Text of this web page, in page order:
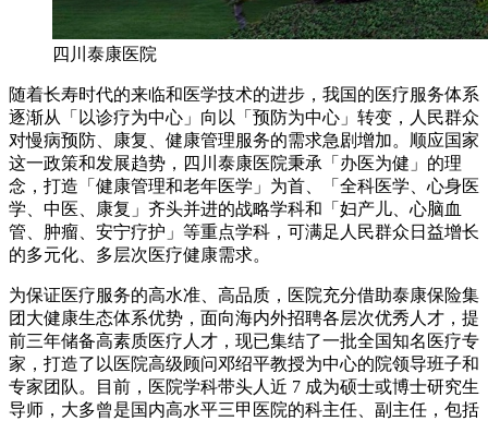
四川泰康医院
随着长寿时代的来临和医学技术的进步，我国的医疗服务体系
逐渐从「以诊疗为中心」向以「预防为中心」转变，人民群众
对慢病预防、康复、健康管理服务的需求急剧增加。顺应国家
这一政策和发展趋势，四川泰康医院秉承「办医为健」的理
念，打造「健康管理和老年医学」为首、「全科医学、心身医
学、中医、康复」齐头并进的战略学科和「妇产儿、心脑血
管、肿瘤、安宁疗护」等重点学科，可满足人民群众日益增长
的多元化、多层次医疗健康需求。
为保证医疗服务的高水准、高品质，医院充分借助泰康保险集
团大健康生态体系优势，面向海内外招聘各层次优秀人才，提
前三年储备高素质医疗人才，现已集结了一批全国知名医疗专
家，打造了以医院高级顾问邓绍平教授为中心的院领导班子和
专家团队。目前，医院学科带头人近 7 成为硕士或博士研究生
导师，大多曾是国内高水平三甲医院的科主任、副主任，包括